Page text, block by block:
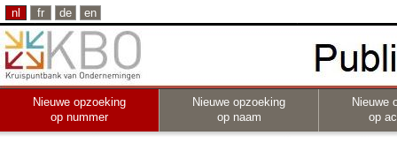
nl fr de en
Nieuwe opzoeking
op nummer
Nieuwe opzoeking
op naam
Nieuwe
op